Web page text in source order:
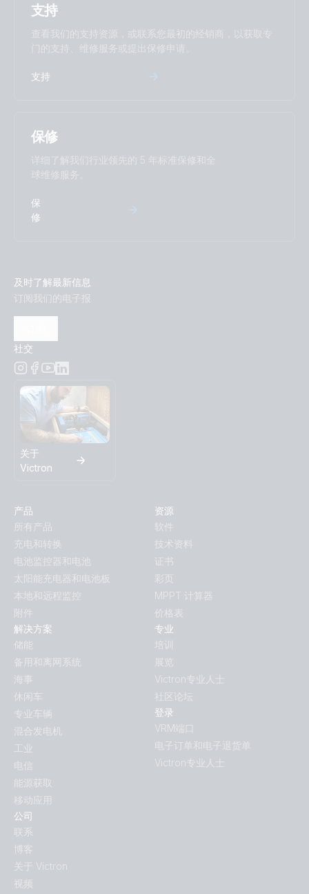
支持
查看我们的支持资源，或联系您最初的经销商，以获取专
门的支持、维修服务或提出保修申请。
支持
保修
详细了解我们行业领先的 5 年标准保修和全
球维修服务。
保
修
及时了解最新信息
订阅我们的电子报
社交
关于
Victron
产品
所有产品
充电和转换
电池监控器和电池
太阳能充电器和电池板
本地和远程监控
附件
解决方案
储能
备用和离网系统
海事
休闲车
专业车辆
混合发电机
工业
电信
能源获取
移动应用
公司
联系
博客
关于 Victron
视频
资源
软件
技术资料
证书
彩页
MPPT 计算器
价格表
专业
培训
展览
Victron专业人士
社区论坛
登录
VRM端口
电子订单和电子退货单
Victron专业人士